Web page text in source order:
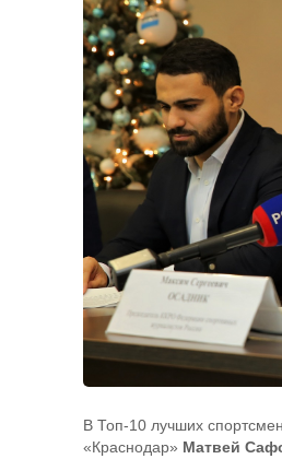
В Топ-10 лучших
«Краснодар» Матвей